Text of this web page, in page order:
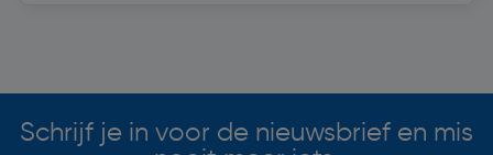
Schrijf je in voor de nieuwsbrief en mis